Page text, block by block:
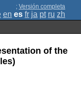
; Versión completa
en es fr ja pt ru zh
of the